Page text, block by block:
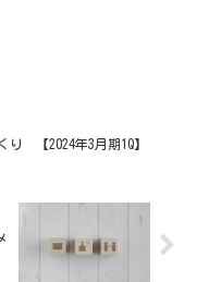
り 【2024年3月期1Q】